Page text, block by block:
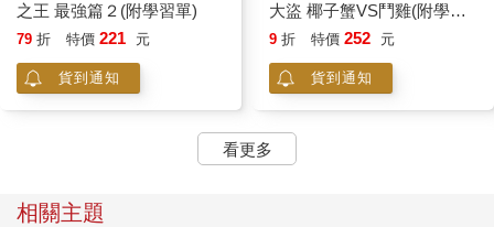
之王 最強篇２(附學習單)
79 折 特價 221 元
貨到通知
大盜 椰子蟹VS鬥雞(附學習
單)
9 折 特價 252 元
貨到通知
看更多
相關主題